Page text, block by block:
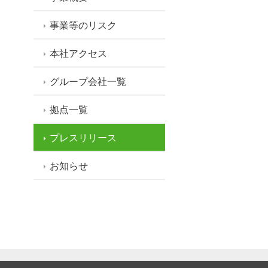
事業等のリスク
本社アクセス
グループ会社一覧
拠点一覧
プレスリリース
お知らせ